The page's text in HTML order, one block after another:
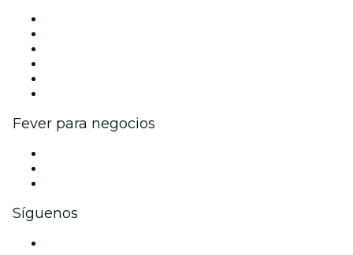
Fever para negocios
Síguenos